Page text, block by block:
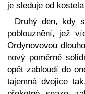
je sleduje od
Druhý den, kdy
poblouznění, jež
Ordynovovou
nový poměrně
opět zabloudí do
tajemná dvojice